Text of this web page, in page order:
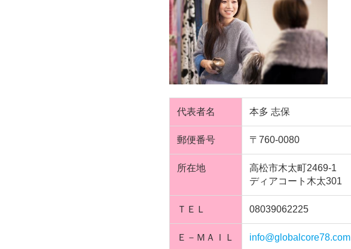
代表者名 本多 志保
郵便番号 〒760-0080
所在地
高松市木太町2469-1
ディアコート木太301
ＴＥＬ 08039062225
Ｅ－ＭＡＩＬ info@globalcore78.com